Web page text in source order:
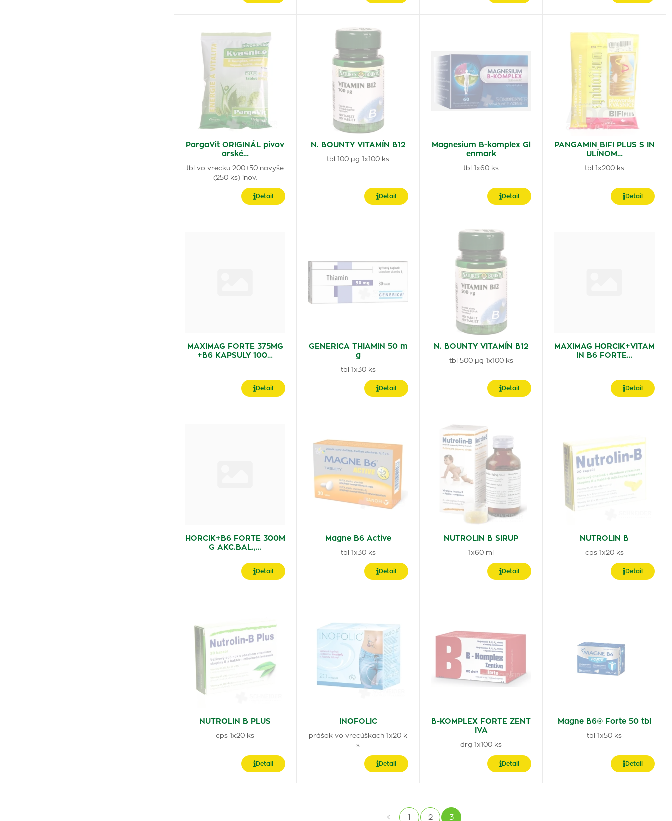
PargaVit ORIGINÁL pivov
arské…
tbl vo vrecku 200+50 navyše
(250 ks) inov.
Detail
N. BOUNTY VITAMÍN B12
tbl 100 µg 1x100 ks
Detail
Magnesium B-komplex Gl
enmark
tbl 1x60 ks
Detail
PANGAMIN BIFI PLUS S IN
ULÍNOM…
tbl 1x200 ks
Detail
MAXIMAG FORTE 375MG
+B6 KAPSULY 100…
Detail
GENERICA THIAMIN 50 m
g
tbl 1x30 ks
Detail
N. BOUNTY VITAMÍN B12
tbl 500 µg 1x100 ks
Detail
MAXIMAG HORCIK+VITAM
IN B6 FORTE…
Detail
HORCIK+B6 FORTE 300M
G AKC.BAL.,…
Detail
Magne B6 Active
tbl 1x30 ks
Detail
NUTROLIN B SIRUP
1x60 ml
Detail
NUTROLIN B
cps 1x20 ks
Detail
NUTROLIN B PLUS
cps 1x20 ks
Detail
INOFOLIC
prášok vo vrecúškach 1x20 k
s
Detail
B-KOMPLEX FORTE ZENT
IVA
drg 1x100 ks
Detail
Magne B6® Forte 50 tbl
tbl 1x50 ks
Detail
1 2 3